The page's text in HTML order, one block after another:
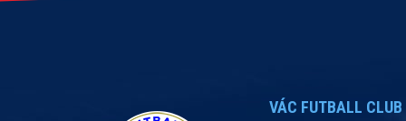
VÁC FUTBALL CLUB